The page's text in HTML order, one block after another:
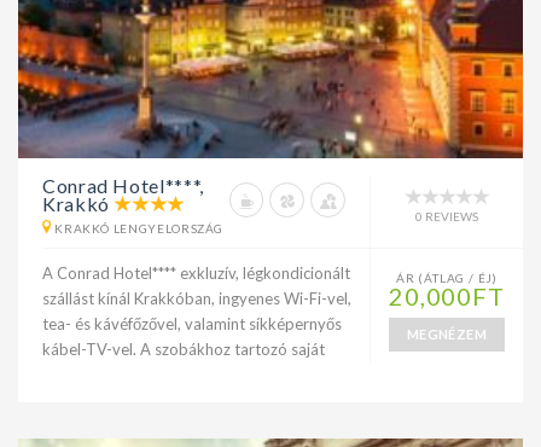
Conrad Hotel****,
Krakkó
KRAKKÓ LENGYELORSZÁG
0 REVIEWS
A Conrad Hotel**** exkluzív, légkondicionált
szállást kínál Krakkóban, ingyenes Wi-Fi-vel,
tea- és kávéfőzővel, valamint síkképernyős
kábel-TV-vel. A szobákhoz tartozó saját
ÁR (ÁTLAG / ÉJ)
20,000FT
MEGNÉZEM